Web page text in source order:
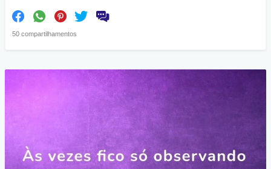
50 compartilhamentos